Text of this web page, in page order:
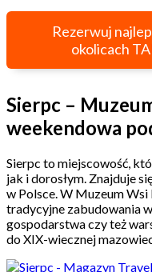
Rezerwuj
okolicach
Sierpc –
weekendowa
Sierpc to miejscowość,
jak i dorosłym. Znajduje
w Polsce. W Muzeum
tradycyjne zabudowania
gospodarstwa czy też
do XIX-wiecznej